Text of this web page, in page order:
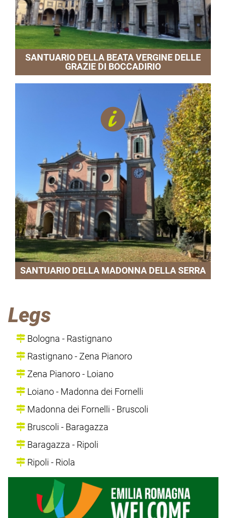
SANTUARIO DELLA BEATA VERGINE DELLE
GRAZIE DI BOCCADIRIO
SANTUARIO DELLA MADONNA DELLA SERRA
Legs
Bologna - Rastignano
Rastignano - Zena Pianoro
Zena Pianoro - Loiano
Loiano - Madonna dei Fornelli
Madonna dei Fornelli - Bruscoli
Bruscoli - Baragazza
Baragazza - Ripoli
Ripoli - Riola